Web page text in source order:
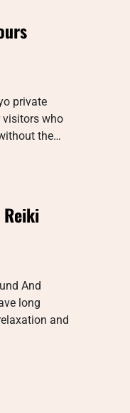
private
who
the…
And
long
and